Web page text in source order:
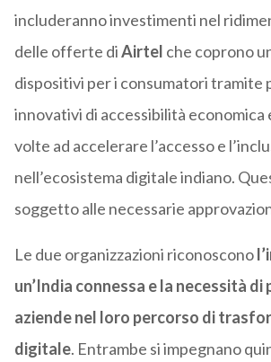
includeranno investimenti nel
delle offerte diAirtel che coprono
dispositivi per i consumatori tramite
innovativi di accessibilità
volte ad accelerare l’accesso e
nell’ecosistema digitale indiano.
soggetto alle necessarie
Le due organizzazioni riconoscono
un’India connessa e la necessità
aziende nel loro percorso di
digitale. Entrambe si impegnano